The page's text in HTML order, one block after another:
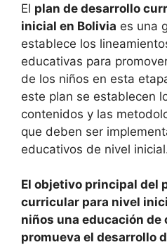
El plan de desarrollo
inicial en Bolivia es una
establece los
educativas para
de los niños en esta
este plan se establecen
contenidos y las
que deben ser
educativos de nivel
El objetivo principal del
curricular para nivel
niños una educación de
promueva el desarrollo